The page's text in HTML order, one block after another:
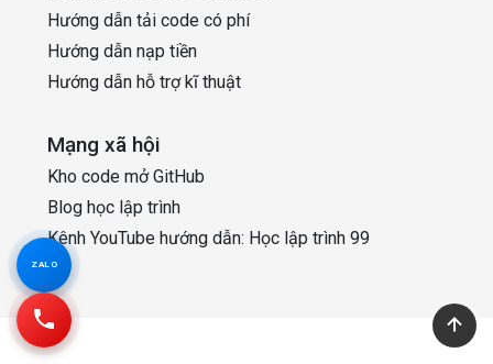
Hướng dẫn tải code có phí
Hướng dẫn nạp tiền
Hướng dẫn hỗ trợ kĩ thuật
Mạng xã hội
Kho code mở GitHub
Blog học lập trình
Kênh YouTube hướng dẫn: Học lập trình 99
ZALO